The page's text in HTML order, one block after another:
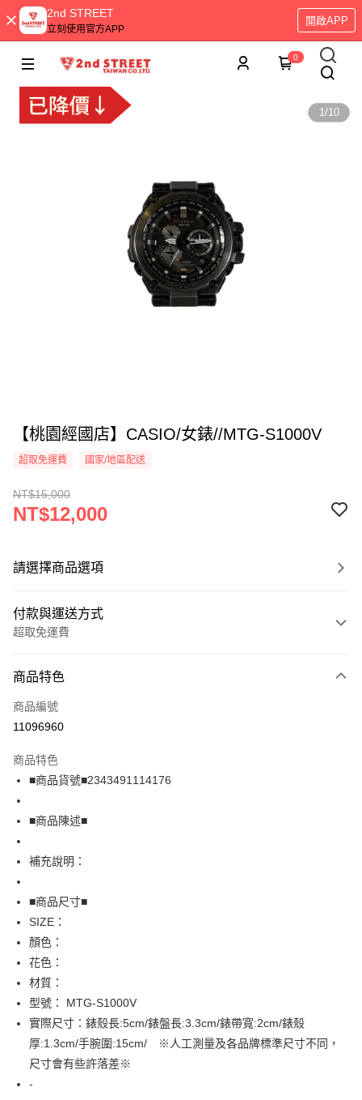
2nd STREET
立刻使用官方APP
開啟APP
0
1/10
【桃園經國店】CASIO/女錶//MTG-S1000V
超取免運費 國家/地區配送
NT$15,000
NT$12,000
請選擇商品選項
付款與運送方式
超取免運費
信用卡一次付款
超商取貨付款
Apple Pay
街口支付
全盈+PAY
AFTEE先享後付
相關說明
【關於「AFTEE先享後付」】
AFTEE先享後付是「在收到商品之後才付款」的支付方式。 讓您購物簡單
便利好安心！
１．簡單：不需註冊會員、不需綁卡、不需儲值。
３．安心：先確認商品／服務後，再付款。
【「AFTEE先享後付」結帳流程】
１．於結帳方式選擇「AFTEE先享後付」後，將跳轉至「AFTEE先享後付」
結帳頁面，進行簡訊認證並確認金額後，即可完成結帳。
運送方式
全家取貨付款
免運費
免運費
7-11取貨付款
商品特色
商品編號
11096960
商品特色
■商品貨號■2343491114176
■商品陳述■
補充說明：
■商品尺寸■
SIZE：
顏色：
花色：
材質：
型號： MTG-S1000V
實際尺寸：錶殼長:5cm/錶盤長:3.3cm/錶帶寬:2cm/錶殼
厚:1.3cm/手腕圍:15cm/ ※人工測量及各品牌標準尺寸不同，
尺寸會有些許落差※
-